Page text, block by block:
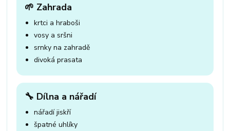
🌱 Zahrada
krtci a hraboši
vosy a sršni
srnky na zahradě
divoká prasata
🔧 Dílna a nářadí
nářadí jiskří
špatné uhlíky